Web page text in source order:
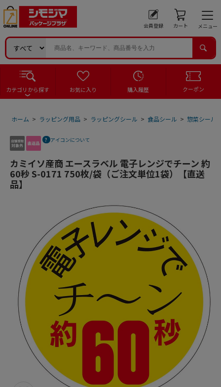
会員登録 カート メニュー
カテゴリから探す お気に入り 購入履歴 クーポン
ホーム > ラッピング用品 > ラッピングシール > 食品シール > 惣菜シール
アイコンについて
カミイソ産商 エースラベル 電子レンジでチーン 約
60秒 S-0171 750枚/袋（ご注文単位1袋）【直送
品】